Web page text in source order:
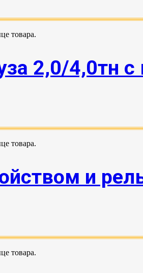
товара.
2,0/4,0тн
товара.
и
товара.